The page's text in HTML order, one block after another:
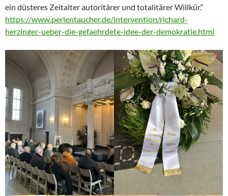
ein düsteres Zeitalter autoritärer und totalitärer Willkür.“
https://www.perlentaucher.de/intervention/richard-
herzinger-ueber-die-gefaehrdete-idee-der-demokratie.html